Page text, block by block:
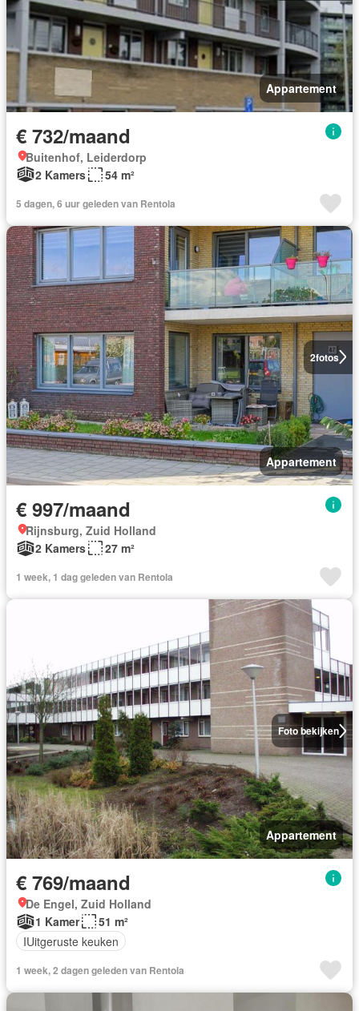
Appartement
€ 732/maand
Buitenhof, Leiderdorp
2 Kamers
54 m²
5 dagen, 6 uur geleden van Rentola
2fotos
Appartement
€ 997/maand
Rijnsburg, Zuid Holland
2 Kamers
27 m²
1 week, 1 dag geleden van Rentola
Foto bekijken
Appartement
€ 769/maand
De Engel, Zuid Holland
1 Kamer
51 m²
IUitgeruste keuken
1 week, 2 dagen geleden van Rentola